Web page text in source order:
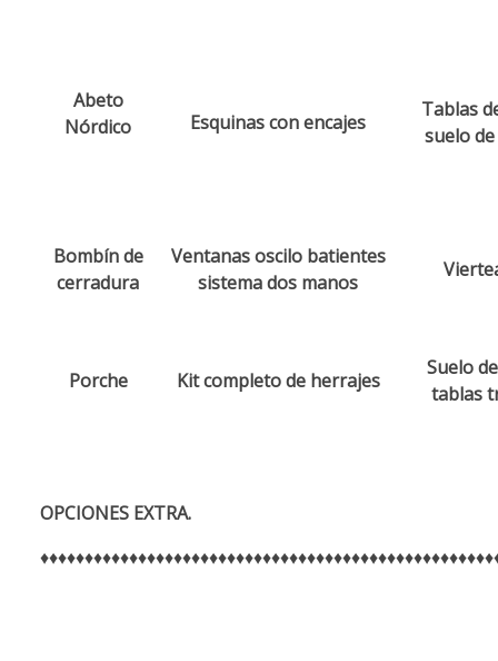
Abeto
Nórdico
Esquinas con encajes
Tablas
suelo
Bombín de
cerradura
Ventanas oscilo batientes
sistema dos manos
Porche Kit completo de herrajes
Suelo
tablas
OPCIONES EXTRA.